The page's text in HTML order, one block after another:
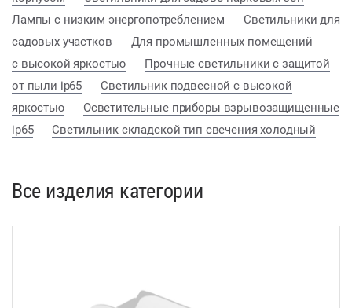
Лампы с низким энергопотреблением
Светильники для
садовых участков
Для промышленных помещений
с высокой яркостью
Прочные светильники с защитой
от пыли ip65
Светильник подвесной с высокой
яркостью
Осветительные приборы взрывозащищенные
ip65
Светильник складской тип свечения холодный
Все изделия категории